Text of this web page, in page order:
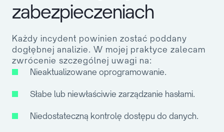
zabezpieczeniach
Każdy incydent powinien zostać poddany
dogłębnej analizie. W mojej praktyce zalecam
zwrócenie szczególnej uwagi na:
Nieaktualizowane oprogramowanie.
Słabe lub niewłaściwie zarządzanie hasłami.
Niedostateczną kontrolę dostępu do danych.